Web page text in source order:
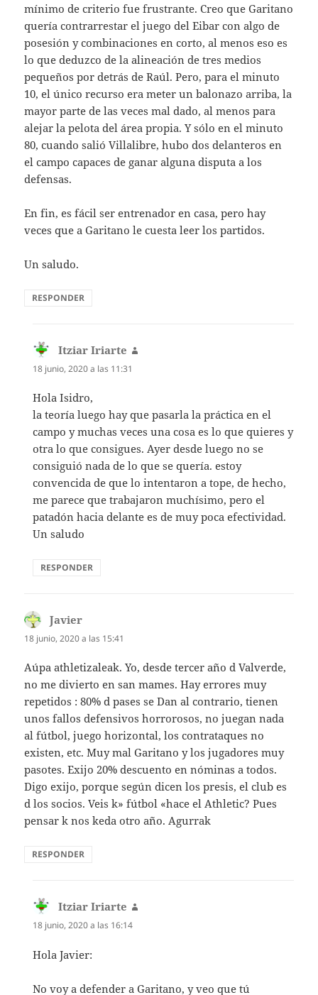
mínimo de criterio fue frustrante. Creo que Garitano
quería contrarrestar el juego del Eibar con algo de
posesión y combinaciones en corto, al menos eso es
lo que deduzco de la alineación de tres medios
pequeños por detrás de Raúl. Pero, para el minuto
10, el único recurso era meter un balonazo arriba, la
mayor parte de las veces mal dado, al menos para
alejar la pelota del área propia. Y sólo en el minuto
80, cuando salió Villalibre, hubo dos delanteros en
el campo capaces de ganar alguna disputa a los
defensas.
En fin, es fácil ser entrenador en casa, pero hay
veces que a Garitano le cuesta leer los partidos.
Un saludo.
RESPONDER
Itziar Iriarte
18 junio, 2020 a las 11:31
Hola Isidro,
la teoría luego hay que pasarla la práctica en el
campo y muchas veces una cosa es lo que quieres y
otra lo que consigues. Ayer desde luego no se
consiguió nada de lo que se quería. estoy
convencida de que lo intentaron a tope, de hecho,
me parece que trabajaron muchísimo, pero el
patadón hacia delante es de muy poca efectividad.
Un saludo
RESPONDER
Javier
18 junio, 2020 a las 15:41
Aúpa athletizaleak. Yo, desde tercer año d Valverde,
no me divierto en san mames. Hay errores muy
repetidos : 80% d pases se Dan al contrario, tienen
unos fallos defensivos horrorosos, no juegan nada
al fútbol, juego horizontal, los contrataques no
existen, etc. Muy mal Garitano y los jugadores muy
pasotes. Exijo 20% descuento en nóminas a todos.
Digo exijo, porque según dicen los presis, el club es
d los socios. Veis k» fútbol «hace el Athletic? Pues
pensar k nos keda otro año. Agurrak
RESPONDER
Itziar Iriarte
18 junio, 2020 a las 16:14
Hola Javier:
No voy a defender a Garitano, y veo que tú